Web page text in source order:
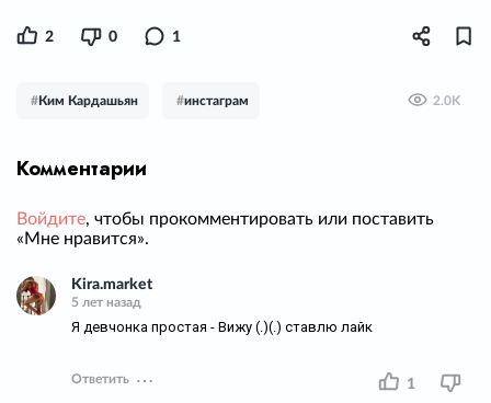
2 0 1
#Ким Кардашьян #инстаграм 2.0K
Комментарии
Войдите, чтобы прокомментировать или поставить
«Мне нравится».
Kira.market
5 лет назад
1
Я девчонка простая - Вижу (.)(.) ставлю лайк
Ответить